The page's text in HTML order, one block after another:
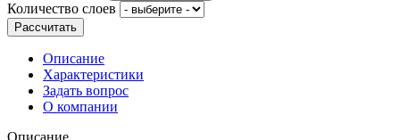
Количество слоев
Рассчитать
Описание
Характеристики
Задать вопрос
О компании